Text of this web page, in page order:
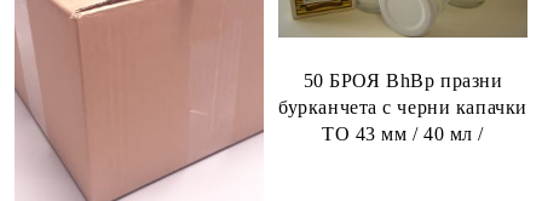
50 БРОЯ BhBp празни
бурканчета с черни капачки
ТО 43 мм / 40 мл /